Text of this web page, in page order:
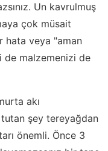
Un kavrulmuş
çok müsait
hata veya "aman
de malzemenizi de
akı
şey tereyağdan
önemli. Önce 3